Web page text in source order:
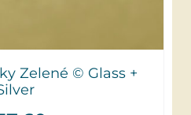
Zelené © Glass +